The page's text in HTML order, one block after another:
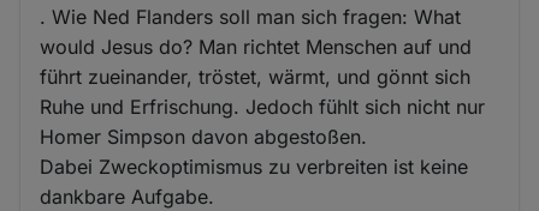
. Wie Ned Flanders soll man sich fragen: What
would Jesus do? Man richtet Menschen auf und
führt zueinander, tröstet, wärmt, und gönnt sich
Ruhe und Erfrischung. Jedoch fühlt sich nicht nur
Homer Simpson davon abgestoßen.
Dabei Zweckoptimismus zu verbreiten ist keine
dankbare Aufgabe.